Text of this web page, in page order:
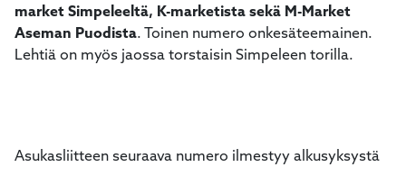
market Simpeleeltä, K-marketista sekä M-Market
Aseman Puodista. Toinen numero onkesäteemainen.
Lehtiä on myös jaossa torstaisin Simpeleen torilla.
Asukasliitteen seuraava numero ilmestyy alkusyksystä